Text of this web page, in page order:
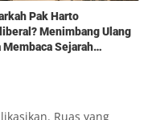
Pak Harto
Menimbang Ulang
Membaca Sejarah
Ruas yang